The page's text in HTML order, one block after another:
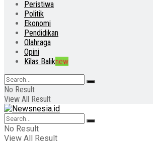
Peristiwa
Politik
Ekonomi
Pendidikan
Olahraga
Opini
Kilas Baliknew
No Result
View All Result
No Result
View All Result